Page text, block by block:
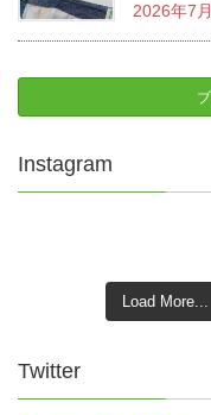
2026年7
Instagram
Load More...
Twitter